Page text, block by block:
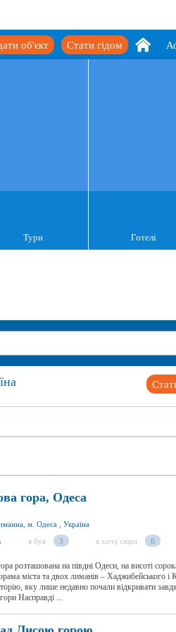
Стати гідом
об'єкт
Тури Готелі
гора, Одеса
м. Одеса , Україна
я був 3 я хочу сюди 6
розташована на півдні Одеси, на висоті
міста та двох лиманів – Хаджибейського
яку лише недавно почали відкривати
Насправді ...